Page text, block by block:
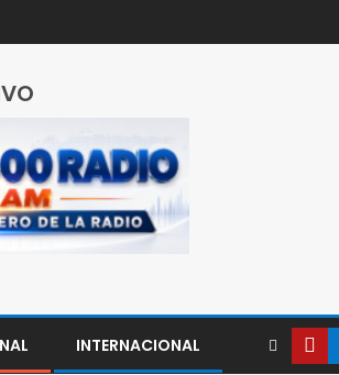
INTERNACIONAL